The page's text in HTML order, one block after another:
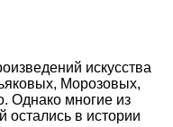
искусства
Морозовых,
Однако многие из
остались в истории